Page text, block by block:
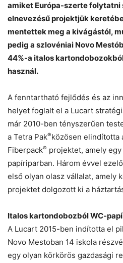
amiket Európa-szerte folytatni
elnevezésű projektjük
mentettek meg a kivágástól,
pedig a szlovéniai Novo
44%-a italos
használ.
A fenntartható fejlődés és az
helyet foglalt el a Lucart
már 2010-ben tényszerűen
a Tetra Pak®közösen elindította
Fiberpack® projektet, amely
papíriparban. Három évvel
első olyan olasz vállalat, amely
projektet dolgozott ki a
Italos kartondobozból WC-
A Lucart 2015-ben indította el
Novo Mestoban 14 iskola
egy olyan körkörös gazdasági
Chat
Helló! Miben segíthetek ma?